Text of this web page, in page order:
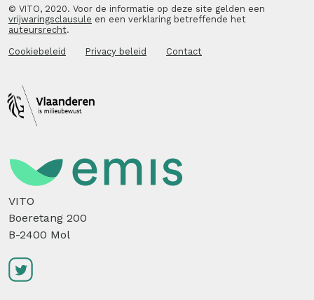
© VITO, 2020. Voor de informatie op deze site gelden een
vrijwaringsclausule en een verklaring betreffende het
auteursrecht.
Cookiebeleid Privacy beleid Contact
VITO
Boeretang 200
B-2400 Mol